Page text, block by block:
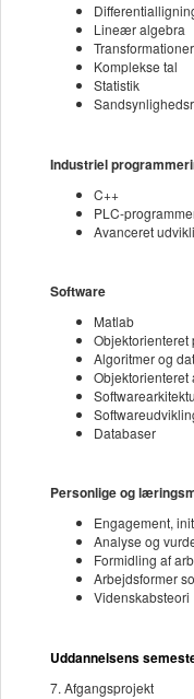
Lineær algebra
Komplekse tal
Statistik
Industriel
C++
PLC-
Avanceret
Software
Matlab
Objektorienteret
Algoritmer og
Objektorienteret
Databaser
Personlige og
Engagement,
Analyse og
Formidling af
Arbejdsformer
Videnskabsteori
Uddannelsens
7. Afgangsprojekt